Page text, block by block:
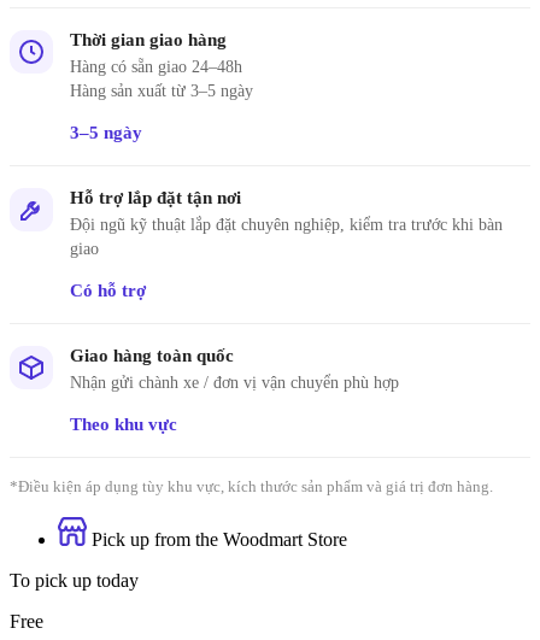
Thời gian giao hàng
Hàng có sẵn giao 24–48h
Hàng sản xuất từ 3–5 ngày
3–5 ngày
Hỗ trợ lắp đặt tận nơi
Đội ngũ kỹ thuật lắp đặt chuyên nghiệp, kiểm tra trước khi bàn
giao
Có hỗ trợ
Giao hàng toàn quốc
Nhận gửi chành xe / đơn vị vận chuyển phù hợp
Theo khu vực
*Điều kiện áp dụng tùy khu vực, kích thước sản phẩm và giá trị đơn hàng.
Pick up from the Woodmart Store
To pick up today
Free